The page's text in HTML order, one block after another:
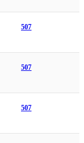
507
507
507